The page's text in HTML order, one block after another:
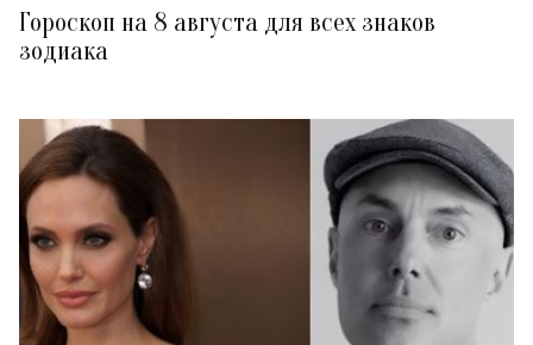
Гороскоп на 8 августа для всех знаков
зодиака